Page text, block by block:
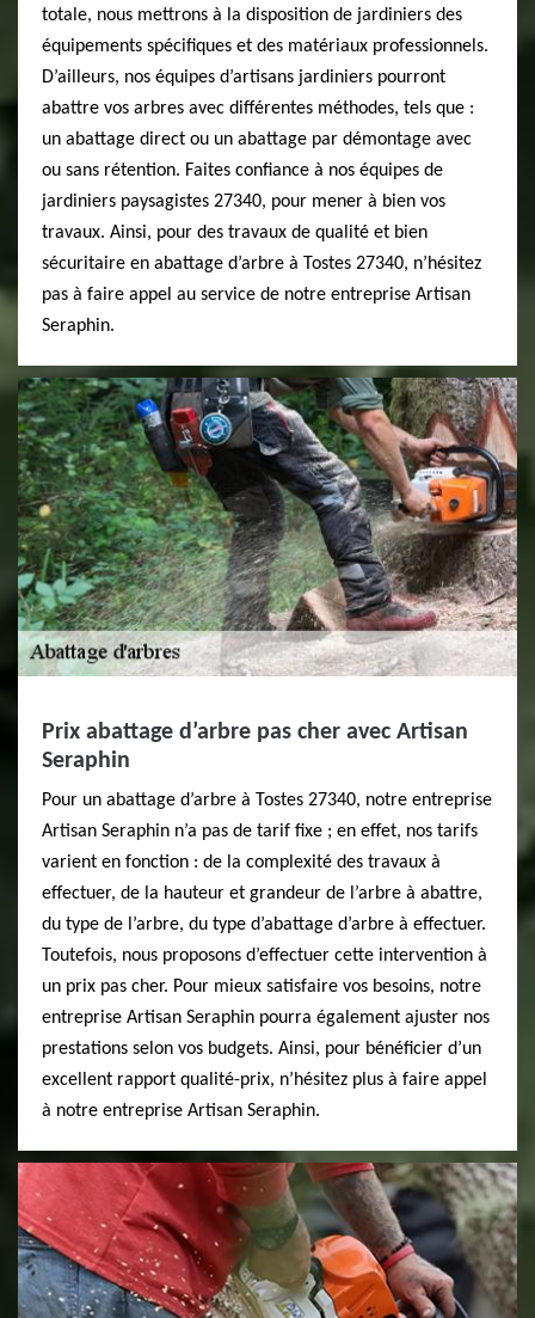
totale, nous mettrons à la disposition de jardiniers des
équipements spécifiques et des matériaux professionnels.
D’ailleurs, nos équipes d’artisans jardiniers pourront
abattre vos arbres avec différentes méthodes, tels que :
un abattage direct ou un abattage par démontage avec
ou sans rétention. Faites confiance à nos équipes de
jardiniers paysagistes 27340, pour mener à bien vos
travaux. Ainsi, pour des travaux de qualité et bien
sécuritaire en abattage d’arbre à Tostes 27340, n’hésitez
pas à faire appel au service de notre entreprise Artisan
Seraphin.
Prix abattage d’arbre pas cher avec Artisan
Seraphin
Pour un abattage d’arbre à Tostes 27340, notre entreprise
Artisan Seraphin n’a pas de tarif fixe ; en effet, nos tarifs
varient en fonction : de la complexité des travaux à
effectuer, de la hauteur et grandeur de l’arbre à abattre,
du type de l’arbre, du type d’abattage d’arbre à effectuer.
Toutefois, nous proposons d’effectuer cette intervention à
un prix pas cher. Pour mieux satisfaire vos besoins, notre
entreprise Artisan Seraphin pourra également ajuster nos
prestations selon vos budgets. Ainsi, pour bénéficier d’un
excellent rapport qualité-prix, n’hésitez plus à faire appel
à notre entreprise Artisan Seraphin.